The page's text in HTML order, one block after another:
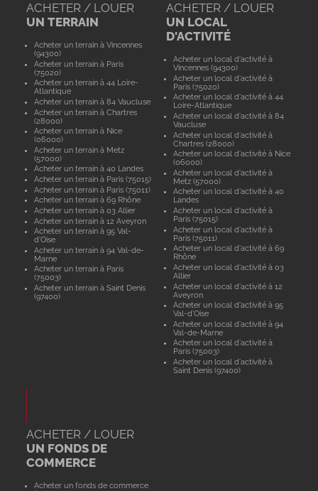
ACHETER / LOUER
UN TERRAIN
Acheter un terrain à Vincennes
(94300)
Acheter un terrain à Paris
(75020)
Acheter un terrain à 44 Loire-
Atlantique
Acheter un terrain à 84 Vaucluse
Acheter un terrain à Chartres
(28000)
Acheter un terrain à Nice
(06000)
Acheter un terrain à Metz
(57000)
Acheter un terrain à 40 Landes
Acheter un terrain à Paris (75015)
Acheter un terrain à Paris (75011)
Acheter un terrain à 69 Rhône
Acheter un terrain à 03 Allier
Acheter un terrain à 12 Aveyron
Acheter un terrain à 95 Val-
d'Oise
Acheter un terrain à 94 Val-de-
Marne
Acheter un terrain à Paris
(75003)
Acheter un terrain à Saint Denis
(97400)
ACHETER / LOUER
UN LOCAL
D'ACTIVITÉ
Acheter un local d'activité à
Vincennes (94300)
Acheter un local d'activité à
Paris (75020)
Acheter un local d'activité à 44
Loire-Atlantique
Acheter un local d'activité à 84
Vaucluse
Acheter un local d'activité à
Chartres (28000)
Acheter un local d'activité à Nice
(06000)
Acheter un local d'activité à
Metz (57000)
Acheter un local d'activité à 40
Landes
Acheter un local d'activité à
Paris (75015)
Acheter un local d'activité à
Paris (75011)
Acheter un local d'activité à 69
Rhône
Acheter un local d'activité à 03
Allier
Acheter un local d'activité à 12
Aveyron
Acheter un local d'activité à 95
Val-d'Oise
Acheter un local d'activité à 94
Val-de-Marne
Acheter un local d'activité à
Paris (75003)
Acheter un local d'activité à
Saint Denis (97400)
ACHETER / LOUER
UN FONDS DE
COMMERCE
Acheter un fonds de commerce